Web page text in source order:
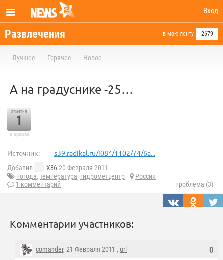
Вход
Развлечения в мою ленту 2679
Лучшее Горячее Новое
А на градуснике -25…
отметил
1
в архиве
Источник: s39.radikal.ru/i084/1102/74/6a...
Добавил X8620 Февраля 2011
погода, температура, гидрометцентр
Россия
1 комментарий
проблема (3)
Комментарии участников:
0
comander, 21 Февраля 2011 , url